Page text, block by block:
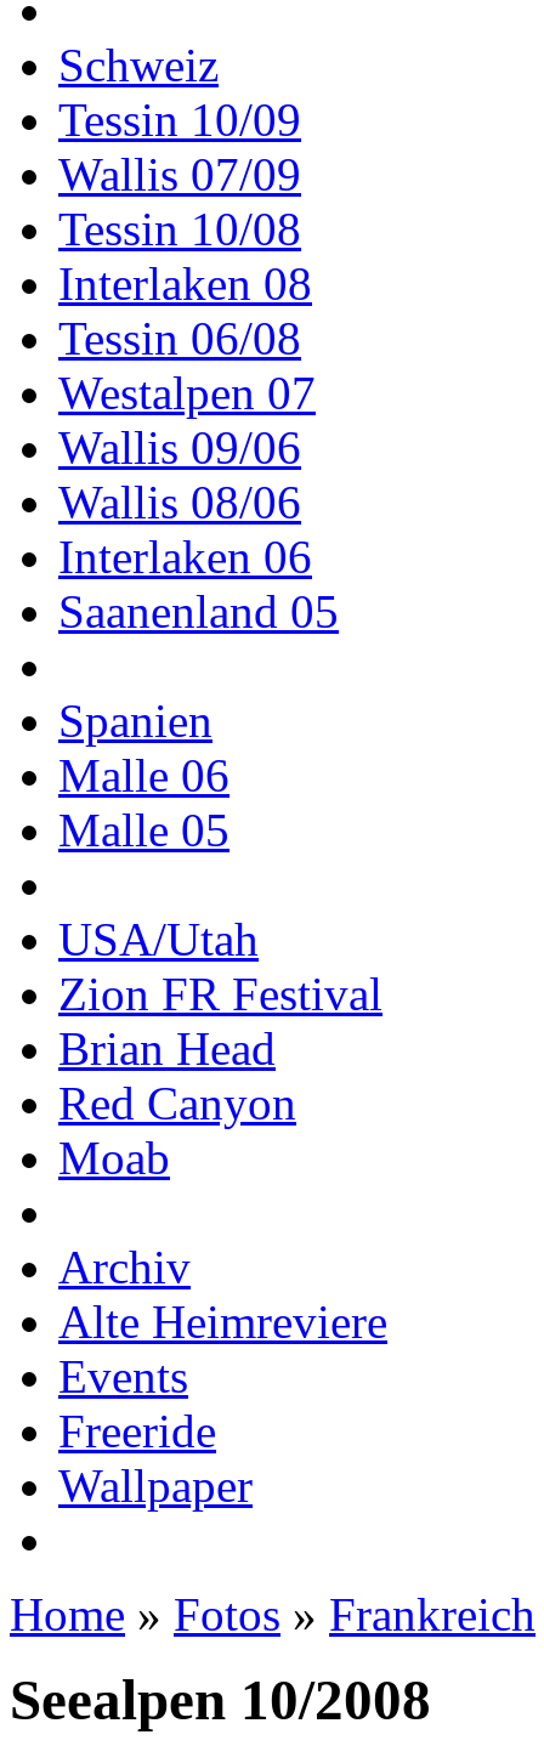
Schweiz
Tessin 10/09
Wallis 07/09
Tessin 10/08
Interlaken 08
Tessin 06/08
Westalpen 07
Wallis 09/06
Wallis 08/06
Interlaken 06
Saanenland 05
Spanien
Malle 06
Malle 05
USA/Utah
Zion FR Festival
Brian Head
Red Canyon
Moab
Archiv
Alte Heimreviere
Events
Freeride
Wallpaper
Home » Fotos » Frankreich
Seealpen 10/2008